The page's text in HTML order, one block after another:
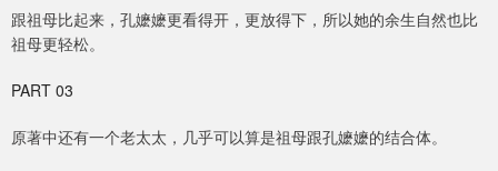
跟祖母比起来，孔嬷嬷更看得开，更放得下，所以她的余生自然也比
祖母更轻松。
PART 03
原著中还有一个老太太，几乎可以算是祖母跟孔嬷嬷的结合体。